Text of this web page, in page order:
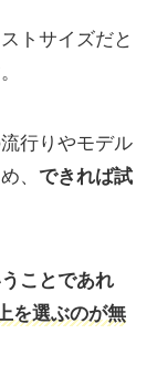
トサイズだと
行りやモデル
、 できれば試
ことであれ
を選ぶのが無